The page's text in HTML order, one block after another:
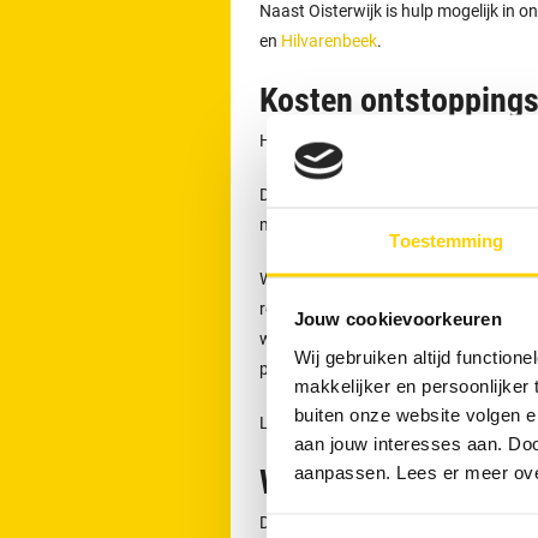
Toestemming
Jouw cookievoorkeuren
Wij gebruiken altijd
makkelijker en persoonlijker
buiten onze website volgen
aan jouw interesses aan.
aanpassen. Lees er meer
Naast Oisterwijk is hulp mogelijk in
en Hilvarenbeek.
Kosten
Het starttarief bedraagt € 149,-
Dit tarief geldt voor het eerste half
materieel. In 85 % van de gevallen
Wanneer de werkzaamheden langer
rekening gebracht. De genoemde
weekendtoeslagen. De prijzen
plaats.
Lees meer overonze tarieven,
Wanneer direct
Direct contact is aan te raden